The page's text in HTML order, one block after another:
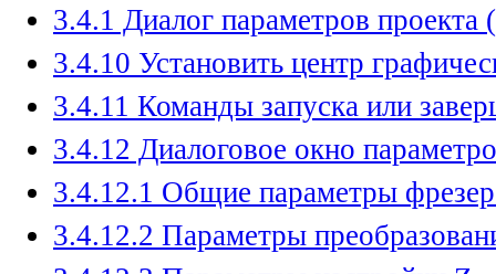
3.4.1 Диалог параметров проекта
3.4.10 Установить центр
3.4.11 Команды запуска или
3.4.12 Диалоговое окно
3.4.12.1 Общие параметры
3.4.12.2 Параметры